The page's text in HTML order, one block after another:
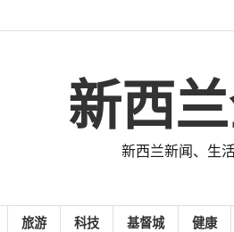
新西
新西兰新闻、生
旅游 科技 基督城 健康